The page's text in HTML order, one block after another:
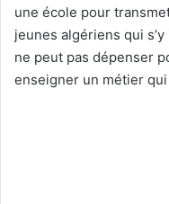
une école pour
jeunes algériens qui
ne peut pas dépenser
enseigner un métier